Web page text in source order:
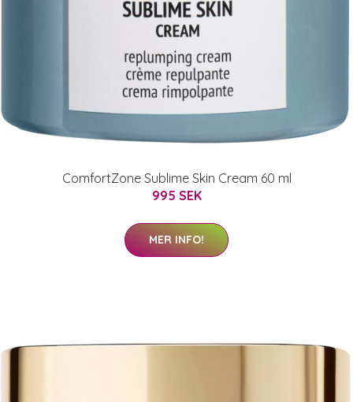
ComfortZone Sublime Skin Cream 60 ml
995 SEK
MER INFO!